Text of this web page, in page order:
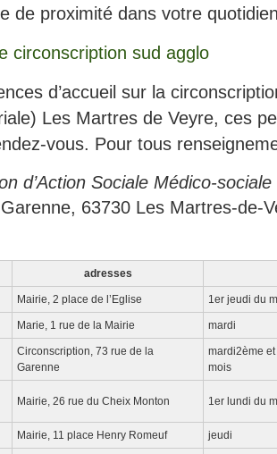
de proximité dans votre
circonscription sud agglo
d’accueil sur la
Les Martres de Veyre, ces
vous. Pour tous
d’Action Sociale Médico-
63730 Les Martres-de-
adresses
Mairie, 2 place de l’Eglise 1er jeudi du
Marie, 1 rue de la Mairie mardi
Circonscription, 73 rue de la
Garenne
mardi2ème
mois
Mairie, 26 rue du Cheix Monton 1er lundi du
Mairie, 11 place Henry Romeuf jeudi